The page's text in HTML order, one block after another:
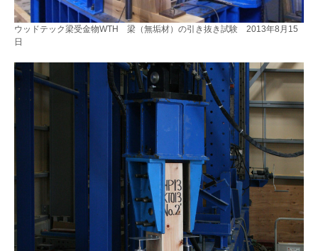
ウッドテック梁受金物WTH 梁（無垢材）の引き抜き試験 2013年8月15
日